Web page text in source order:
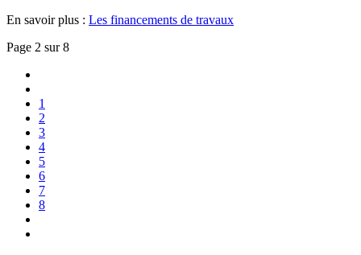
En savoir plus : Les financements de travaux
Page 2 sur 8
1
2
3
4
5
6
7
8